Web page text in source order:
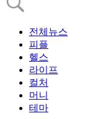
전체뉴스
피플
헬스
라이프
컬처
머니
테마